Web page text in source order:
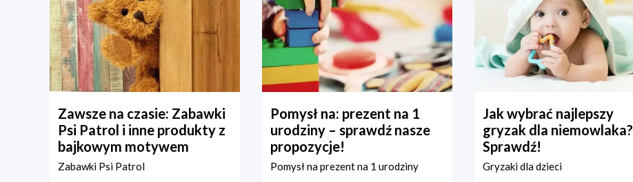
Zawsze na czasie: Zabawki
Psi Patrol i inne produkty z
bajkowym motywem
Zabawki Psi Patrol
Pomysł na: prezent na 1
urodziny – sprawdź nasze
propozycje!
Pomysł na prezent na 1 urodziny
Jak wybrać najlepszy
gryzak dla niemowlaka?
Sprawdź!
Gryzaki dla dzieci